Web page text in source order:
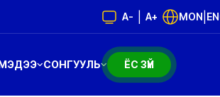
A- A+ MON
СОНГУУЛЬ ЁС ЗҮЙ